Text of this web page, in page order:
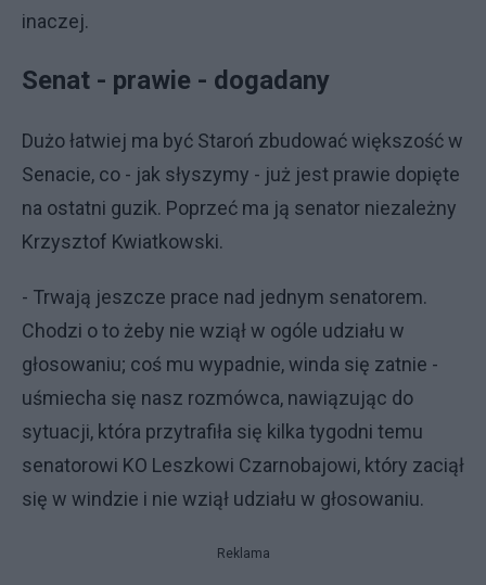
inaczej.
Senat - prawie - dogadany
Dużo łatwiej ma być Staroń zbudować większość w
Senacie, co - jak słyszymy - już jest prawie dopięte
na ostatni guzik. Poprzeć ma ją senator niezależny
Krzysztof Kwiatkowski.
- Trwają jeszcze prace nad jednym senatorem.
Chodzi o to żeby nie wziął w ogóle udziału w
głosowaniu; coś mu wypadnie, winda się zatnie -
uśmiecha się nasz rozmówca, nawiązując do
sytuacji, która przytrafiła się kilka tygodni temu
senatorowi KO Leszkowi Czarnobajowi, który zaciął
się w windzie i nie wziął udziału w głosowaniu.
Reklama